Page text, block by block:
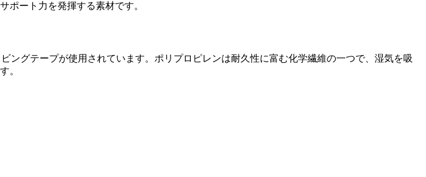
ポート力を発揮する素材です。
ングテープが使用されています。ポリプロピレンは耐久性に富む化学繊維の一つで、湿気を吸
。